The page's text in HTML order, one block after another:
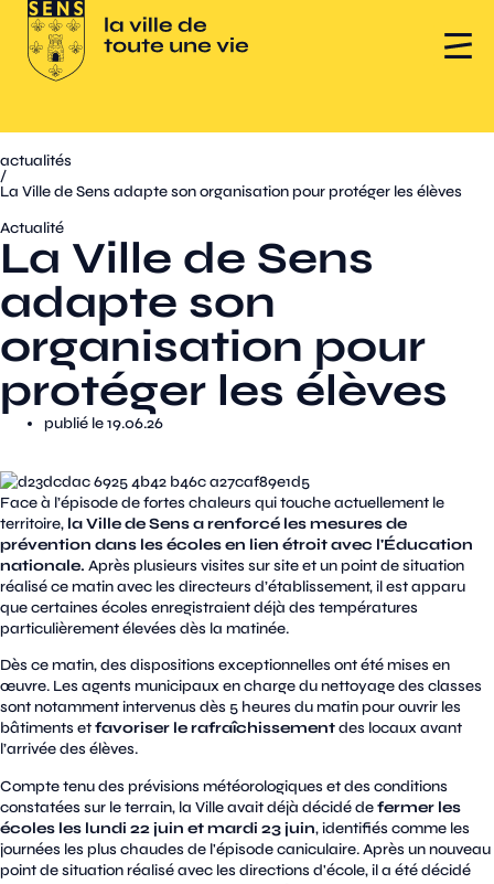
actualités
/
La Ville de Sens adapte son organisation pour protéger les élèves
Actualité
La Ville de Sens
adapte son
organisation pour
protéger les élèves
publié le 19.06.26
Face à l’épisode de fortes chaleurs qui touche actuellement le
territoire, la Ville de Sens a renforcé les mesures de
prévention dans les écoles en lien étroit avec l'Éducation
nationale. Après plusieurs visites sur site et un point de situation
réalisé ce matin avec les directeurs d’établissement, il est apparu
que certaines écoles enregistraient déjà des températures
particulièrement élevées dès la matinée.
Dès ce matin, des dispositions exceptionnelles ont été mises en
œuvre. Les agents municipaux en charge du nettoyage des classes
sont notamment intervenus dès 5 heures du matin pour ouvrir les
bâtiments etfavoriser le rafraîchissementdes locaux avant
l’arrivée des élèves.
Compte tenu des prévisions météorologiques et des conditions
constatées sur le terrain, la Ville avait déjà décidé defermer les
écoles les lundi 22 juin et mardi 23 juin, identifiés comme les
journées les plus chaudes de l'épisode caniculaire. Après un nouveau
point de situation réalisé avec les directions d'école, il a été décidé